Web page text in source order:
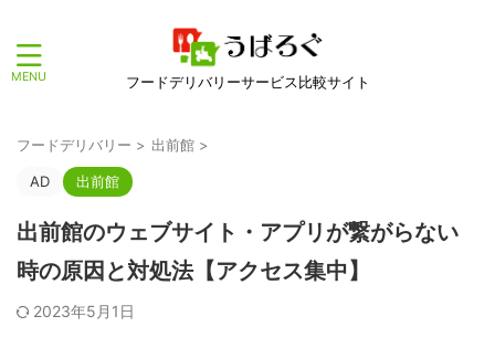
フードデリバリーサービス比較サイト
フードデリバリー > 出前館 >
AD 出前館
出前館のウェブサイト・アプリが繋がらない
時の原因と対処法【アクセス集中】
2023年5月1日